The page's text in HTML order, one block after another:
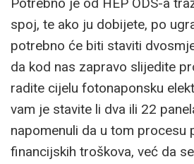
Potrebno je od HEP ODS-a
spoj, te ako ju dobijete, po
potrebno će biti staviti
da kod nas zapravo slijedite
radite cijelu fotonaponsku
vam je stavite li dva ili 22
napomenuli da u tom procesu
financijskih troškova, već da